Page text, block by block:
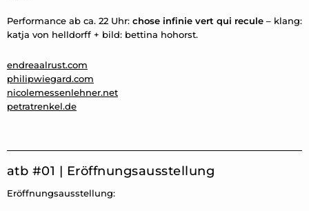
Performance ab ca. 22 Uhr: chose infinie vert qui recule – klang:
katja von helldorff + bild: bettina hohorst.
endreaalrust.com
philipwiegard.com
nicolemessenlehner.net
petratrenkel.de
atb #01 | Eröffnungsausstellung
Eröffnungsausstellung: